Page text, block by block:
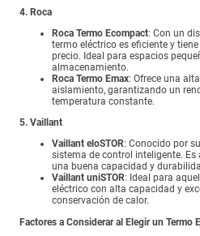
4. Roca
Roca Termo Ecompact: Con un
termo eléctrico es eficiente y
precio. Ideal para espacios
almacenamiento.
Roca Termo Emax: Ofrece una
aislamiento, garantizando un
temperatura constante.
5. Vaillant
Vaillant eloSTOR: Conocido por
sistema de control inteligente.
una buena capacidad y
Vaillant uniSTOR: Ideal para
eléctrico con alta capacidad y
conservación de calor.
Factores a Considerar al Elegir un Termo